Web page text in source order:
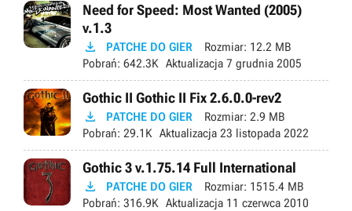
Need for Speed: Most Wanted (2005)
v.1.3
 PATCHE DO GIER Rozmiar: 12.2 MB
Pobrań: 642.3K Aktualizacja 7 grudnia 2005
Gothic II Gothic II Fix 2.6.0.0-rev2
 PATCHE DO GIER Rozmiar: 2.9 MB
Pobrań: 29.1K Aktualizacja 23 listopada 2022
Gothic 3 v.1.75.14 Full International
 PATCHE DO GIER Rozmiar: 1515.4 MB
Pobrań: 316.9K Aktualizacja 11 czerwca 2010